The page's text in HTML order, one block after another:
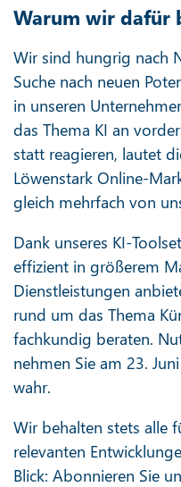
Warum wir dafür
Wir sind hungrig nach
Suche nach neuen
in unseren
das Thema KI an
statt reagieren, lautet
Löwenstark Online-
gleich mehrfach von
Dank unseres KI-
effizient in größerem
Dienstleistungen
rund um das Thema
fachkundig beraten.
nehmen Sie am 23.
wahr.
Wir behalten stets alle
relevanten
Blick: Abonnieren Sie